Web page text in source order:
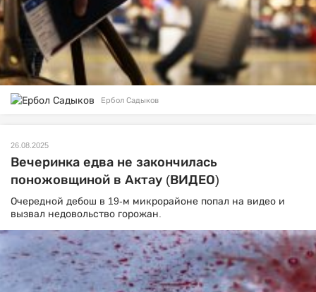
Ербол Садыков
26.08.2025
Вечеринка едва не закончилась
поножовщиной в Актау (ВИДЕО)
Очередной дебош в 19-м микрорайоне попал на видео и
вызвал недовольство горожан.